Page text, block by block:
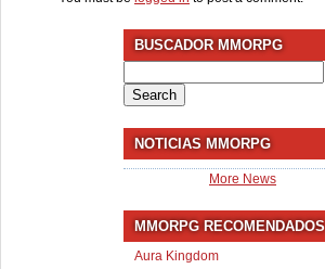
BUSCADOR MMORPG
for:
NOTICIAS MMORPG
More News
MMORPG RECOMENDADOS
Aura Kingdom